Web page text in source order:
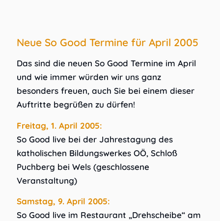
Neue So Good Termine für April 2005
Das sind die neuen So Good Termine im April
und wie immer würden wir uns ganz
besonders freuen, auch Sie bei einem dieser
Auftritte begrüßen zu dürfen!
Freitag, 1. April 2005:
So Good live bei der Jahrestagung des
katholischen Bildungswerkes OÖ, Schloß
Puchberg bei Wels (geschlossene
Veranstaltung)
Samstag, 9. April 2005:
So Good live im Restaurant „Drehscheibe“ am